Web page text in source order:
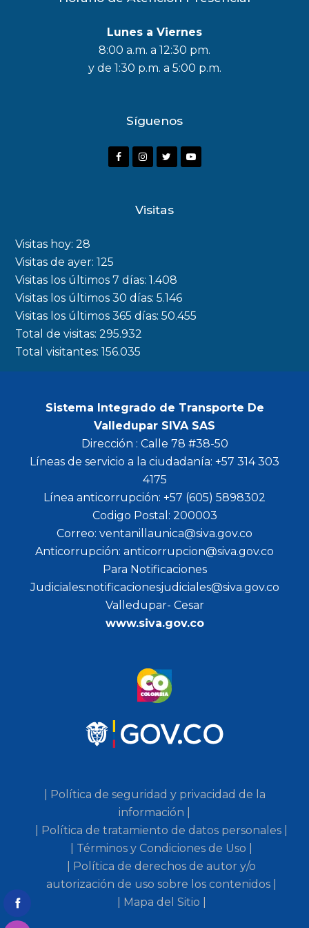
Lunes a Viernes
8:00 a.m. a 12:30 pm.
y de 1:30 p.m. a 5:00 p.m.
Síguenos
F
o
k
I
a
m
r
Y
Visitas
Visitas hoy:28
Visitas de ayer:125
Visitas los últimos 7 días:1.408
Visitas los últimos 30 días:5.146
Visitas los últimos 365 días:50.455
Total de visitas:295.932
Total visitantes:156.035
Sistema Integrado de Transporte De
Valledupar SIVA SAS
Dirección : Calle 78 #38-50
Líneas de servicio a la ciudadanía: +57 314 303
4175
Línea anticorrupción: +57 (605) 5898302
Codigo Postal: 200003
Correo: ventanillaunica@siva.gov.co
Anticorrupción: anticorrupcion@siva.gov.co
Para Notificaciones
Judiciales:notificacionesjudiciales@siva.gov.co
Valledupar- Cesar
www.siva.gov.co
| Política de seguridad y privacidad de la
información |
| Política de tratamiento de datos personales |
| Términos y Condiciones de Uso |
| Política de derechos de autor y/o
autorización de uso sobre los contenidos |
| Mapa del Sitio |